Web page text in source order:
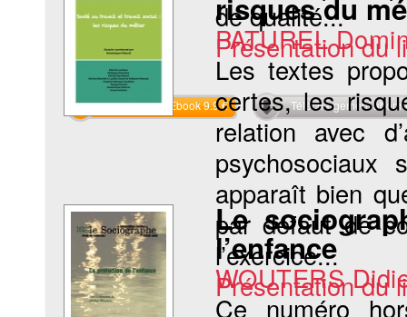
de qualité...
Présentation du
Commander l'Ebook 9.9 € Téléchargement
risques du
PATUREL
Les textes
certes, les
relation avec
apparaît bien
par défaut de
l’exercice...
Présentation du
Le
l’enfance
WOUTERS
Ce numéro